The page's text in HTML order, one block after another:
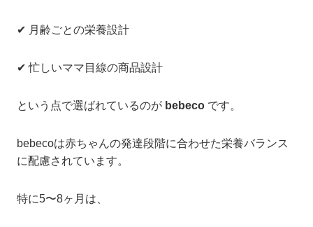
✔ 月齢ごとの栄養設計
✔ 忙しいママ目線の商品設計
という点で選ばれているのが bebeco です。
bebecoは赤ちゃんの発達段階に合わせた栄養バランス
に配慮されています。
特に5〜8ヶ月は、